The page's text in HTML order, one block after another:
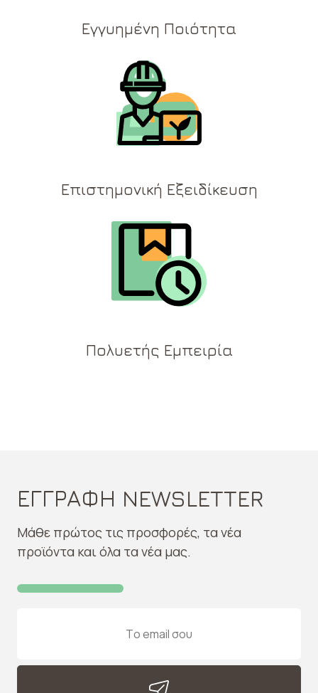
Εγγυημένη Ποιότητα
Επιστημονική Εξειδίκευση
Πολυετής Εμπειρία
ΕΓΓΡΑΦΗ NEWSLETTER
Μάθε πρώτος τις προσφορές, τα νέα
προϊόντα και όλα τα νέα μας.